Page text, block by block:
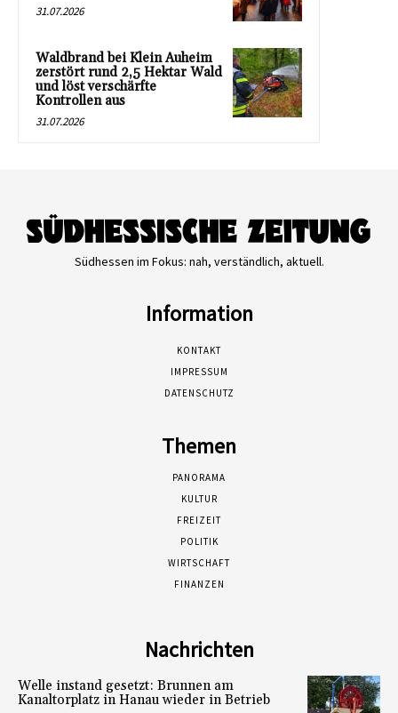
31.07.2026
Waldbrand bei Klein Auheim
zerstört rund 2,5 Hektar Wald
und löst verschärfte
Kontrollen aus
31.07.2026
Südhessen im Fokus: nah, verständlich, aktuell.
Information
KONTAKT
IMPRESSUM
DATENSCHUTZ
Themen
PANORAMA
KULTUR
FREIZEIT
POLITIK
WIRTSCHAFT
FINANZEN
Nachrichten
Welle instand gesetzt: Brunnen am
Kanaltorplatz in Hanau wieder in Betrieb